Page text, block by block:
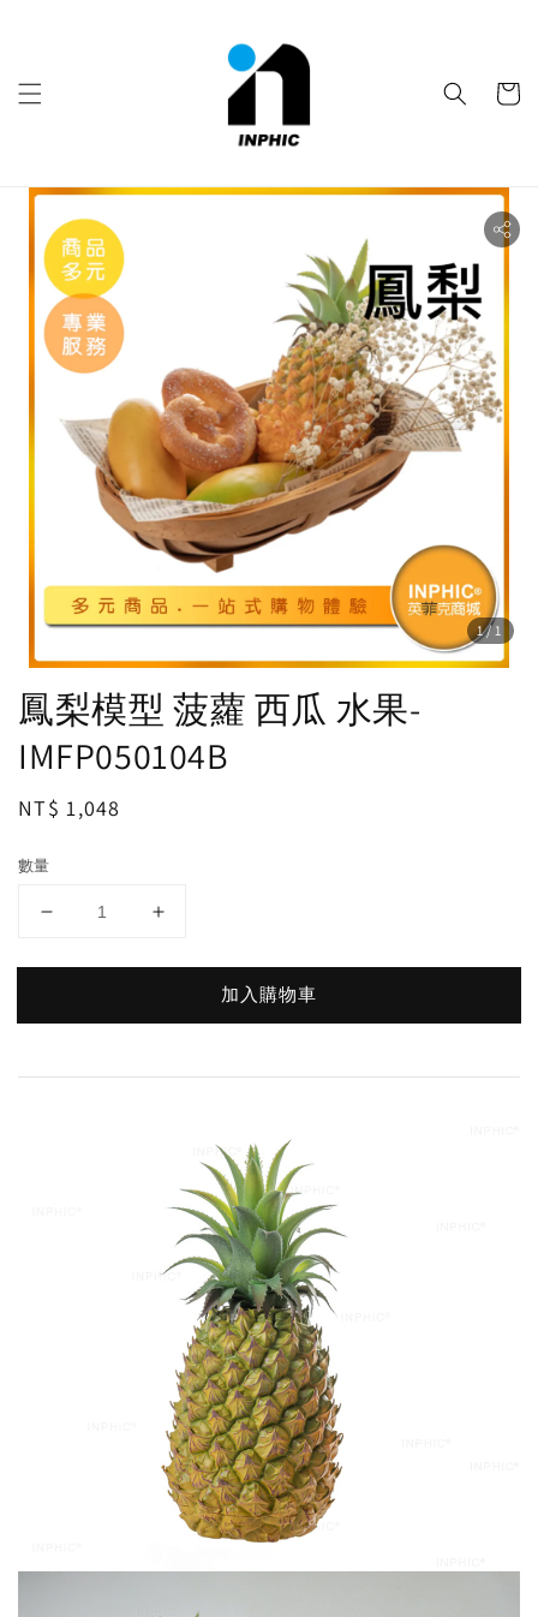
1/1
鳳梨模型 菠蘿 西瓜 水果-
IMFP050104B
Regular
NT$ 1,048
數量
加入購物車